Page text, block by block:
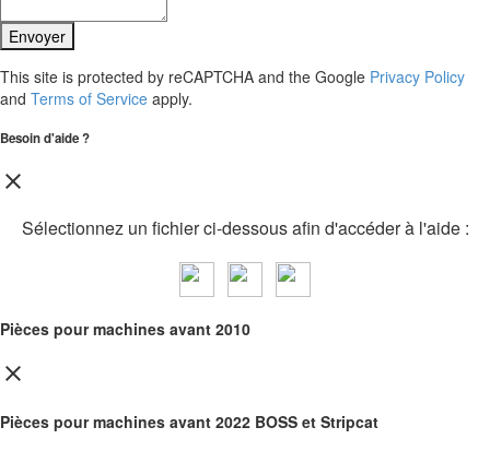
Envoyer
This site is protected by reCAPTCHA and the Google Privacy Policy
and Terms of Service apply.
Besoin d'aide ?
close
Sélectionnez un fichier ci-dessous afin d'accéder à l'aide :
Pièces pour machines avant 2010
close
Pièces pour machines avant 2022 BOSS et Stripcat